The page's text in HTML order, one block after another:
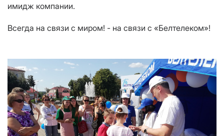
имидж компании.
Всегда на связи с миром! - на связи с «Белтелеком»!